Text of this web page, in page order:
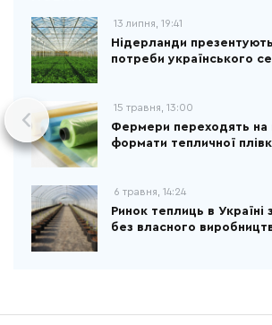
13 липня, 19:41
Нідерланди
потреби українського
15 травня, 13:00
Фермери переходять на
формати тепличної
6 травня, 14:24
Ринок теплиць в Україні
без власного